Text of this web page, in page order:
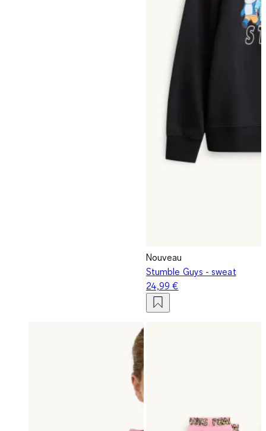
Nouveau
Stumble Guys - sweat
24,99 €